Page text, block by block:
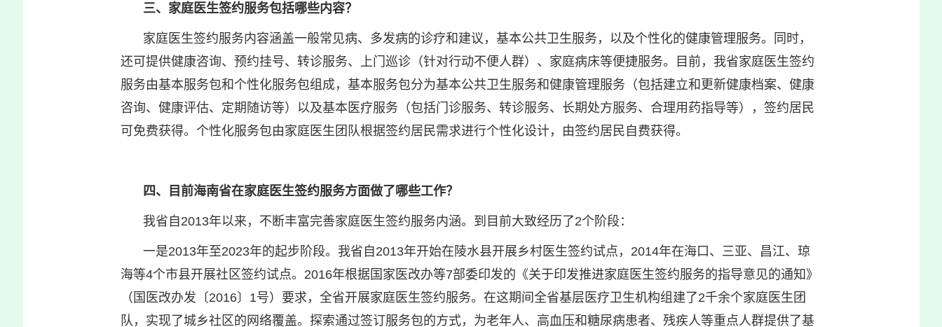
三、家庭医生签约服务包括哪些内容？
家庭医生签约服务内容涵盖一般常见病、多发病的诊疗和建议，基本公共卫生服务，以及个性化的健康管理服务。同时，
还可提供健康咨询、预约挂号、转诊服务、上门巡诊（针对行动不便人群）、家庭病床等便捷服务。目前，我省家庭医生签约
服务由基本服务包和个性化服务包组成，基本服务包分为基本公共卫生服务和健康管理服务（包括建立和更新健康档案、健康
咨询、健康评估、定期随访等）以及基本医疗服务（包括门诊服务、转诊服务、长期处方服务、合理用药指导等），签约居民
可免费获得。个性化服务包由家庭医生团队根据签约居民需求进行个性化设计，由签约居民自费获得。
四、目前海南省在家庭医生签约服务方面做了哪些工作？
我省自2013年以来，不断丰富完善家庭医生签约服务内涵。到目前大致经历了2个阶段：
一是2013年至2023年的起步阶段。我省自2013年开始在陵水县开展乡村医生签约试点，2014年在海口、三亚、昌江、琼
海等4个市县开展社区签约试点。2016年根据国家医改办等7部委印发的《关于印发推进家庭医生签约服务的指导意见的通知》
（国医改办发〔2016〕1号）要求，全省开展家庭医生签约服务。在这期间全省基层医疗卫生机构组建了2千余个家庭医生团
队，实现了城乡社区的网络覆盖。探索通过签订服务包的方式，为老年人、高血压和糖尿病患者、残疾人等重点人群提供了基